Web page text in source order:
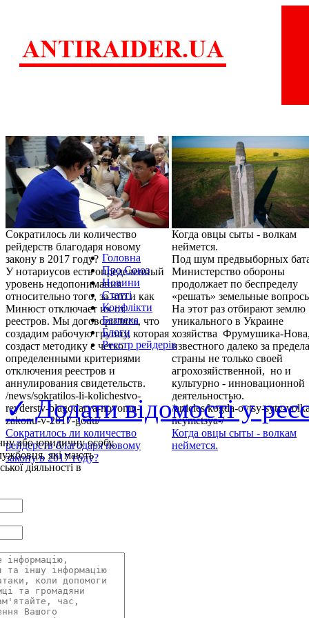
Сократилось ли количество
рейдерств благодаря новому
закону в 2017 году?
У нотариусов есть определенный
уровень недопонимания
относительно того, за что и как
Минюст отключает их от
реестров. Мы договорились, что
создадим рабочую группу, которая
создаст методику с четко
определенными критериями
отключения реестров и
аннулирования свидетельств.
/news/sokratilos-li-kolichestvo-
reyderstv-blagodarya-novomu-
zakonu-v-2017-godu/
Сократилось ли количество
рейдерств благодаря новому
закону в 2017 году?
Когда овцы сыты - волкам
неймется.
Под шум предвыборных
Министерство обороны
продолжает по беспределу
«решать» земельные
На этот раз отбирают землю
уникального в Украине
хозяйства Фрумушика-
известного далеко за
страны не только своей
агрохозяйственной, но и
культурно - инновационной
деятельностью.
/articles/kogda-ovtsy-syty-
neymetsya-/
Когда овцы сыты - волкам
неймется.
Головна
Про Союз
Новини
Статті
Конфлікти
Безпека
Блоги
Реєстр рейдерів
✓ Додати відомості у
або юридичну особу,
які мають
діяльності в